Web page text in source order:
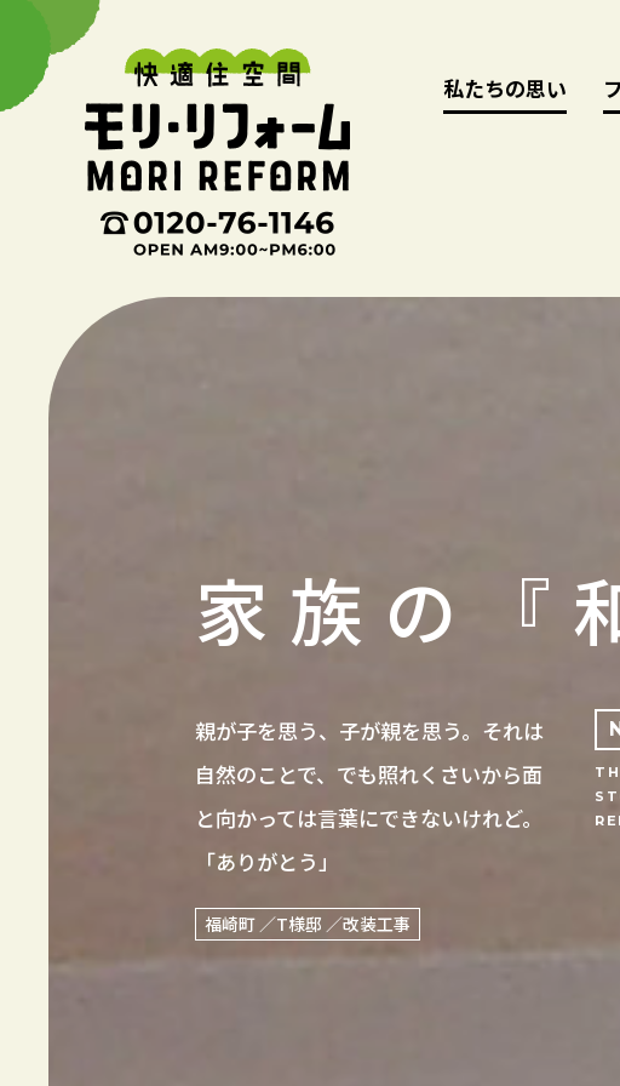
私たちの思い
私たちの思い
家族の『
親が子を思う、子が親を思う。それは
自然のことで、でも照れくさいから面
と向かっては言葉にできないけれど。
「ありがとう」
福崎町 ／T様邸 ／改装工事